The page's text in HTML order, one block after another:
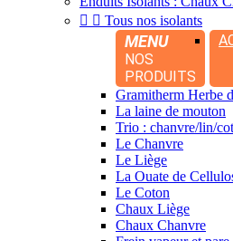
  Tous nos isolants
MENU
NOS
PRODUITS
Gramitherm Herbe
La laine de mouton
Trio : chanvre/lin/
Le Chanvre
Le Liège
La Ouate de
Le Coton
Chaux Liège
Chaux Chanvre